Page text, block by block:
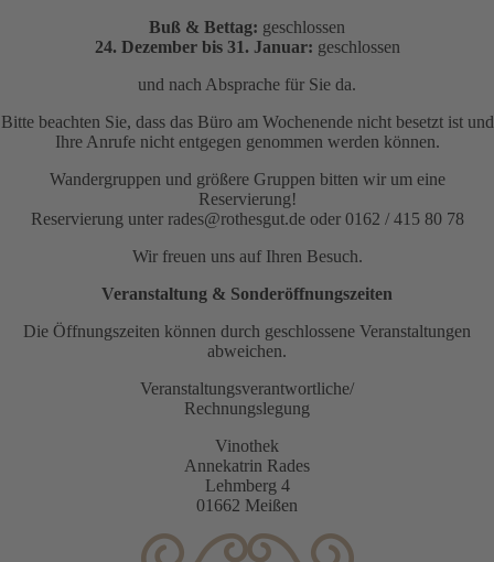
Buß & Bettag: geschlossen
24. Dezember bis 31. Januar: geschlossen
und nach Absprache für Sie da.
Bitte beachten Sie, dass das Büro am Wochenende nicht besetzt ist und
Ihre Anrufe nicht entgegen genommen werden können.
Wandergruppen und größere Gruppen bitten wir um eine
Reservierung!
Reservierung unter rades@rothesgut.de oder 0162 / 415 80 78
Wir freuen uns auf Ihren Besuch.
Veranstaltung & Sonderöffnungszeiten
Die Öffnungszeiten können durch geschlossene Veranstaltungen
abweichen.
Veranstaltungsverantwortliche/
Rechnungslegung
Vinothek
Annekatrin Rades
Lehmberg 4
01662 Meißen